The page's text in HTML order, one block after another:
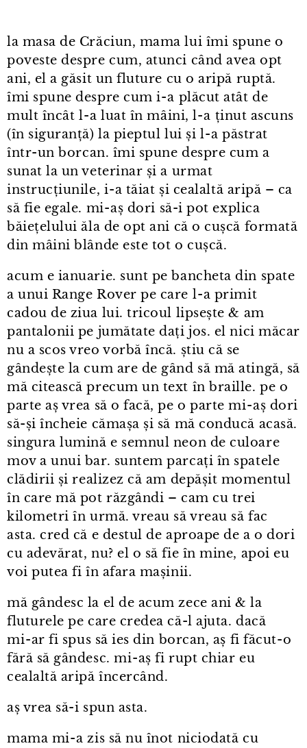
la masa de Crăciun, mama lui îmi spune o
poveste despre cum, atunci când avea opt
ani, el a găsit un fluture cu o aripă ruptă.
îmi spune despre cum i⁠-⁠a plăcut atât de
mult încât l⁠-⁠a luat în mâini, l⁠-⁠a ținut ascuns
(în siguranță) la pieptul lui și l⁠-⁠a păstrat
într⁠-⁠un borcan. îmi spune despre cum a
sunat la un veterinar și a urmat
instrucțiunile, i⁠-⁠a tăiat și cealaltă aripă – ca
să fie egale. mi⁠-⁠aș dori să-i pot explica
băiețelului ăla de opt ani că o cușcă formată
din mâini blânde este tot o cușcă.
acum e ianuarie. sunt pe bancheta din spate
a unui Range Rover pe care l⁠-⁠a primit
cadou de ziua lui. tricoul lipsește & am
pantalonii pe jumătate dați jos. el nici măcar
nu a scos vreo vorbă încă. știu că se
gândește la cum are de gând să mă atingă, să
mă citească precum un text în braille. pe o
parte aș vrea să o facă, pe o parte mi⁠-⁠aș dori
să-și încheie cămașa și să mă conducă acasă.
singura lumină e semnul neon de culoare
mov a unui bar. suntem parcați în spatele
clădirii și realizez că am depășit momentul
în care mă pot răzgândi – cam cu trei
kilometri în urmă. vreau să vreau să fac
asta. cred că e destul de aproape de a o dori
cu adevărat, nu? el o să fie în mine, apoi eu
voi putea fi în afara mașinii.
mă gândesc la el de acum zece ani & la
fluturele pe care credea că-l ajuta. dacă
mi⁠-⁠ar fi spus să ies din borcan, aș fi făcut⁠-⁠o
fără să gândesc. mi⁠-⁠aș fi rupt chiar eu
cealaltă aripă încercând.
aș vrea să-i spun asta.
mama mi⁠-⁠a zis să nu înot niciodată cu